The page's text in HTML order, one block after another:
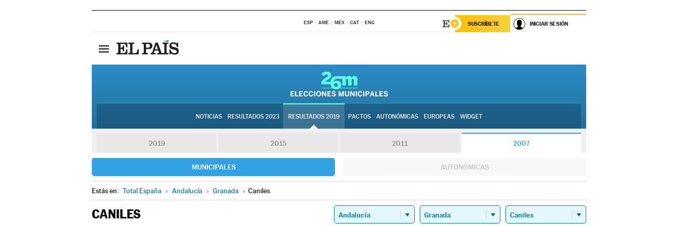
ESP AME MEX CAT ENG SUSCRÍBETE INICIAR SESIÓN
NOTICIAS RESULTADOS 2023 RESULTADOS 2019 PACTOS AUTONÓMICAS EUROPEAS WIDGET
2019 2015 2011 2007
MUNICIPALES AUTONÓMICAS
Estás en: Total España » Andalucía » Granada » Caniles
CANILES